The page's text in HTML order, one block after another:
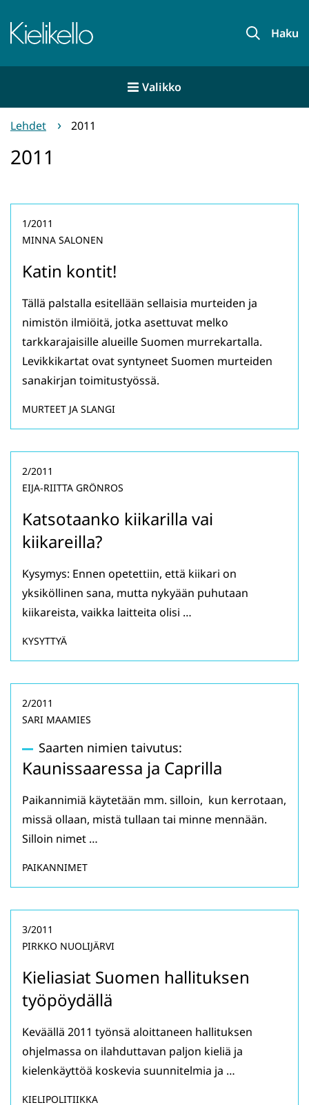
sisältöön
Etusivu Haku
Valikko
Lehdet 2011
2011
Katin kontit!
1/2011
MINNA SALONEN
Tällä palstalla esitellään sellaisia murteiden ja
nimistön ilmiöitä, jotka asettuvat melko
tarkkarajaisille alueille Suomen murrekartalla.
Levikkikartat ovat syntyneet Suomen murteiden
sanakirjan toimitustyössä.
MURTEET JA SLANGI
Katsotaanko kiikarilla vai
kiikareilla?
2/2011
EIJA-RIITTA GRÖNROS
Kysymys: Ennen opetettiin, että kiikari on
yksiköllinen sana, mutta nykyään puhutaan
kiikareista, vaikka laitteita olisi …
KYSYTTYÄ
Saarten nimien taivutus:
Kaunissaaressa ja Caprilla
2/2011
SARI MAAMIES
Paikannimiä käytetään mm. silloin, kun kerrotaan,
missä ollaan, mistä tullaan tai minne mennään.
Silloin nimet …
PAIKANNIMET
Kieliasiat Suomen hallituksen
työpöydällä
3/2011
PIRKKO NUOLIJÄRVI
Keväällä 2011 työnsä aloittaneen hallituksen
ohjelmassa on ilahduttavan paljon kieliä ja
kielenkäyttöä koskevia suunnitelmia ja …
KIELIPOLITIIKKA